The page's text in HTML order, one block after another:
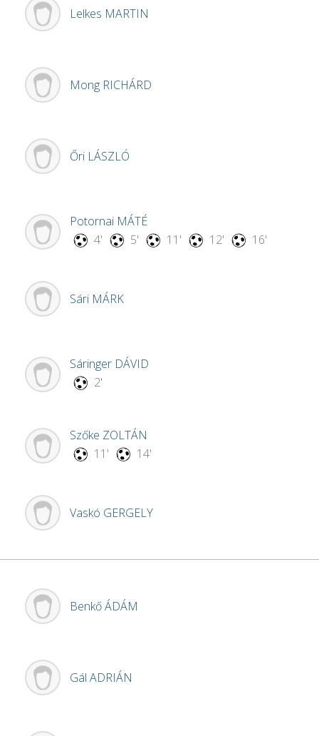
Lelkes MARTIN
Mong RICHÁRD
Őri LÁSZLÓ
Potornai MÁTÉ
4'
5' 11' 12' 16'
Sári MÁRK
Sáringer DÁVID
2'
Szőke ZOLTÁN
11'
14'
Vaskó GERGELY
BenkőÁDÁM
Gál ADRIÁN